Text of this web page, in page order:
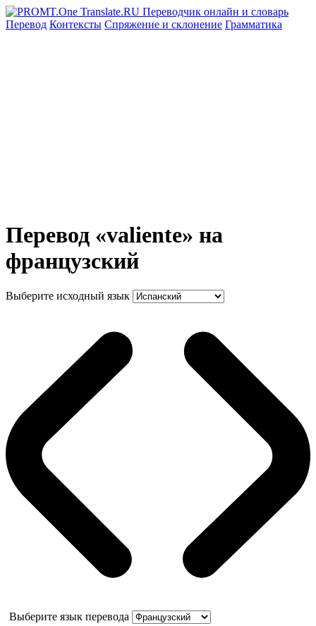
Перевод Контексты Спряжение и склонение Грамматика
Перевод «valiente» на
французский
Выберите исходный язык
Выберите язык перевода